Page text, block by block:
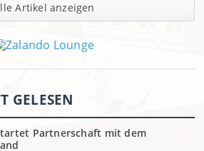
Artikel anzeigen
GELESEN
Partnerschaft mit dem